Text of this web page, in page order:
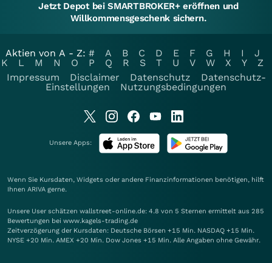
Jetzt Depot bei SMARTBROKER+ eröffnen und
Willkommensgeschenk sichern.
Aktien von A - Z: # A B C D E F G H I
J
K
L M N O P Q R S T U V W X Y
Z
Impressum
Disclaimer Datenschutz
Datenschutz-
Einstellungen
Nutzungsbedingungen
Unsere Apps:
Wenn Sie Kursdaten, Widgets oder andere Finanzinformationen benötigen, hilft
Ihnen ARIVA gerne.
Unsere User schätzen wallstreet-online.de: 4.8 von 5 Sternen ermittelt aus 285
Bewertungen bei www.kagels-trading.de
Zeitverzögerung der Kursdaten: Deutsche Börsen +15 Min. NASDAQ +15 Min.
NYSE +20 Min. AMEX +20 Min. Dow Jones +15 Min. Alle Angaben ohne Gewähr.